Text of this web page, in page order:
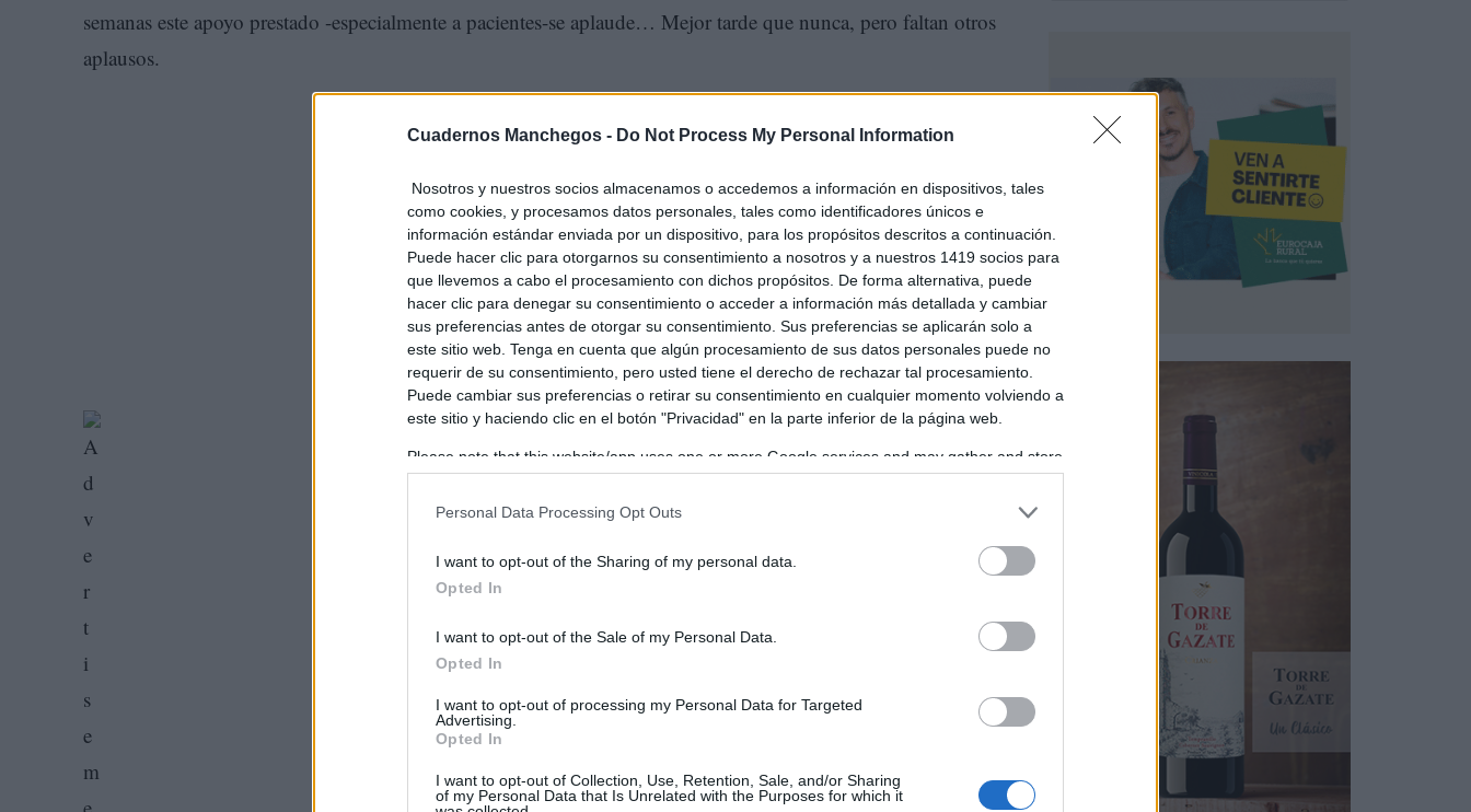
Cuadernos Manchegos - Do Not Process My Personal Information
Nosotros y nuestros socios almacenamos o accedemos a información en dispositivos, tales
como cookies, y procesamos datos personales, tales como identificadores únicos e
información estándar enviada por un dispositivo, para los propósitos descritos a continuación.
Puede hacer clic para otorgarnos su consentimiento a nosotros y a nuestros 1419 socios para
que llevemos a cabo el procesamiento con dichos propósitos. De forma alternativa, puede
hacer clic para denegar su consentimiento o acceder a información más detallada y cambiar
sus preferencias antes de otorgar su consentimiento. Sus preferencias se aplicarán solo a
este sitio web. Tenga en cuenta que algún procesamiento de sus datos personales puede no
requerir de su consentimiento, pero usted tiene el derecho de rechazar tal procesamiento.
Puede cambiar sus preferencias o retirar su consentimiento en cualquier momento volviendo a
este sitio y haciendo clic en el botón "Privacidad" en la parte inferior de la página web.
Please note that this website/app uses one or more Google services and may gather and store
information including but not limited to your visit or usage behaviour. You may click to grant or
in below Google consent section.
Personal Data Processing Opt Outs
I want to opt-out of the Sharing of my personal data.
Opted In
I want to opt-out of the Sale of my Personal Data.
Opted In
I want to opt-out of processing my Personal Data for Targeted
Advertising.
Opted In
I want to opt-out of Collection, Use, Retention, Sale, and/or Sharing
of my Personal Data that Is Unrelated with the Purposes for which it
semanas este apoyo prestado -especialmente a pacientes-se aplaude… Mejor tarde que nunca, pero faltan otros
aplausos.